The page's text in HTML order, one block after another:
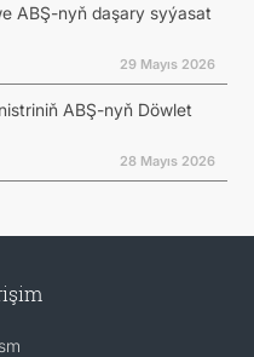
ABŞ-nyň daşary syýasat
29 Mayıs 2026
ABŞ-nyň Döwlet
28 Mayıs 2026